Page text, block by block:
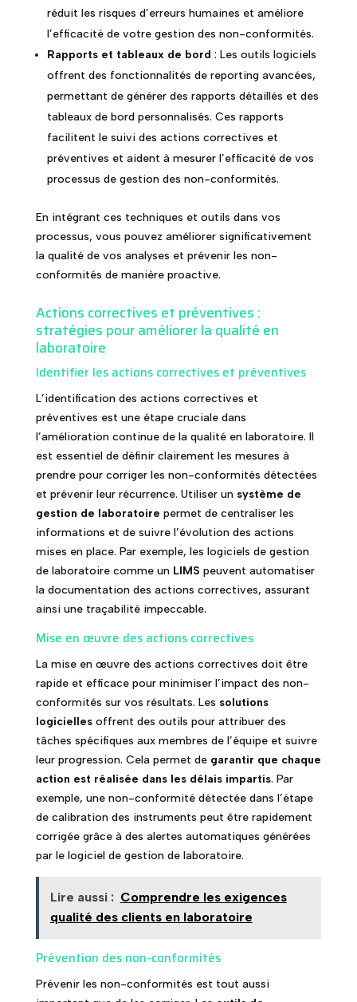
réduit les risques d’erreurs humaines et améliore
l’efficacité de votre gestion des non-conformités.
Rapports et tableaux de bord : Les outils logiciels
offrent des fonctionnalités de reporting avancées,
permettant de générer des rapports détaillés et des
tableaux de bord personnalisés. Ces rapports
facilitent le suivi des actions correctives et
préventives et aident à mesurer l’efficacité de vos
processus de gestion des non-conformités.
En intégrant ces techniques et outils dans vos
processus, vous pouvez améliorer significativement
la qualité de vos analyses et prévenir les non-
conformités de manière proactive.
Actions correctives et préventives :
stratégies pour améliorer la qualité en
laboratoire
Identifier les actions correctives et préventives
L’identification des actions correctives et
préventives est une étape cruciale dans
l’amélioration continue de la qualité en laboratoire. Il
est essentiel de définir clairement les mesures à
prendre pour corriger les non-conformités détectées
et prévenir leur récurrence. Utiliser un système de
gestion de laboratoire permet de centraliser les
informations et de suivre l’évolution des actions
mises en place. Par exemple, les logiciels de gestion
de laboratoire comme un LIMS peuvent automatiser
la documentation des actions correctives, assurant
ainsi une traçabilité impeccable.
Mise en œuvre des actions correctives
La mise en œuvre des actions correctives doit être
rapide et efficace pour minimiser l’impact des non-
conformités sur vos résultats. Les solutions
logiciellesoffrent des outils pour attribuer des
tâches spécifiques aux membres de l’équipe et suivre
leur progression. Cela permet de garantir que chaque
action est réalisée dans les délais impartis. Par
exemple, une non-conformité détectée dans l’étape
de calibration des instruments peut être rapidement
corrigée grâce à des alertes automatiques générées
par le logiciel de gestion de laboratoire.
Lire aussi : Comprendre les exigences
qualité des clients en laboratoire
Prévention des non-conformités
Prévenir les non-conformités est tout aussi